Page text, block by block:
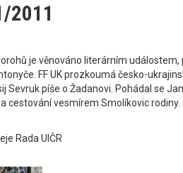
2011
je věnováno literárním
FF UK prozkoumá česko-
Sevruk píše o Žadanovi. Pohádal se
cestování vesmírem Smolíkovic
Rada UIČR